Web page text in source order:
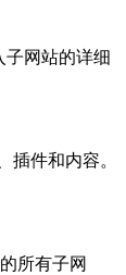
子网站的详细
插件和内容。
所有子网